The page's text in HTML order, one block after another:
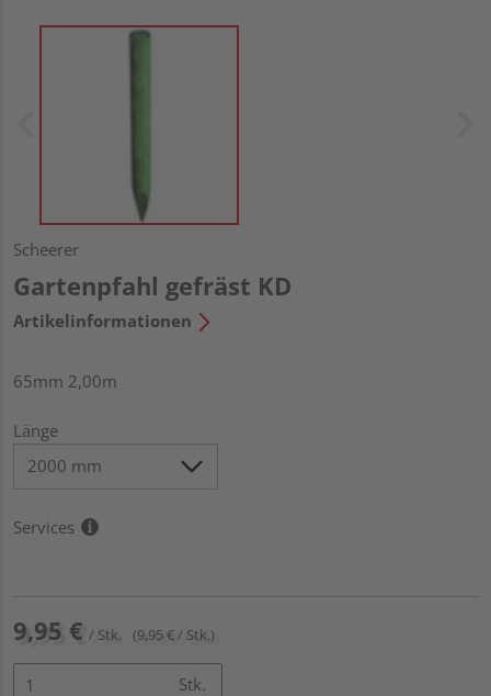
Scheerer
Gartenpfahl gefräst KD
Artikelinformationen
65mm 2,00m
Länge
Services
9,95 € / Stk. (9,95 € / Stk.)
Stk.